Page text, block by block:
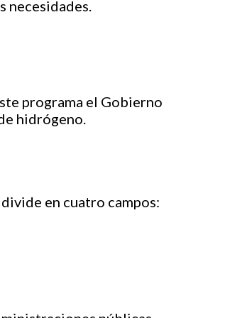
necesidades.
programa el Gobierno
hidrógeno.
en cuatro campos: